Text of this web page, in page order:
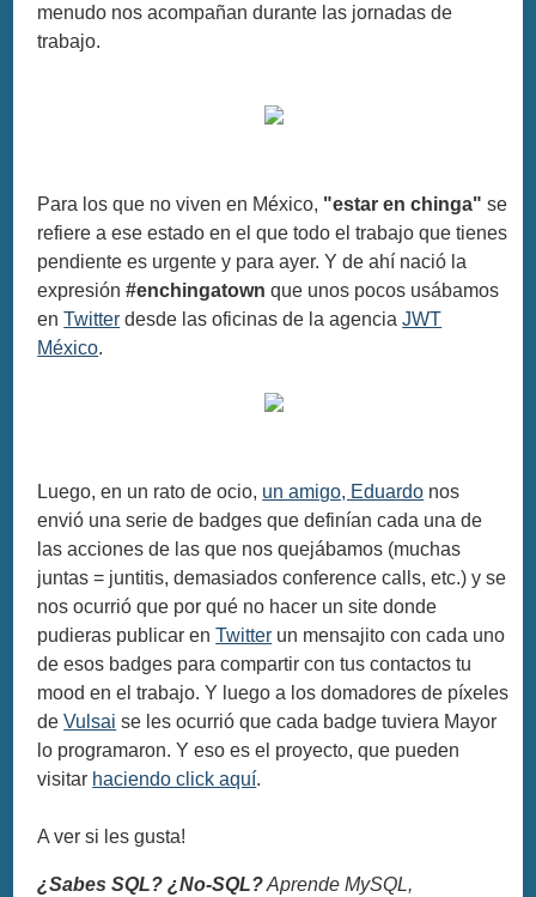
menudo nos acompañan durante las jornadas de
trabajo.
Para los que no viven en México, "estar en chinga" se
refiere a ese estado en el que todo el trabajo que tienes
pendiente es urgente y para ayer. Y de ahí nació la
expresión#enchingatown que unos pocos usábamos
enTwitter desde las oficinas de la agenciaJWT
México.
Luego, en un rato de ocio, un amigo, Eduardo nos
envió una serie de badges que definían cada una de
las acciones de las que nos quejábamos (muchas
juntas = juntitis, demasiados conference calls, etc.) y se
nos ocurrió que por qué no hacer un site donde
pudieras publicar enTwitter un mensajito con cada uno
de esos badges para compartir con tus contactos tu
mood en el trabajo. Y luego a los domadores de píxeles
deVulsai se les ocurrió que cada badge tuviera Mayor
lo programaron. Y eso es el proyecto, que pueden
visitar haciendo click aquí.
A ver si les gusta!
¿Sabes SQL? ¿No-SQL?Aprende MySQL,